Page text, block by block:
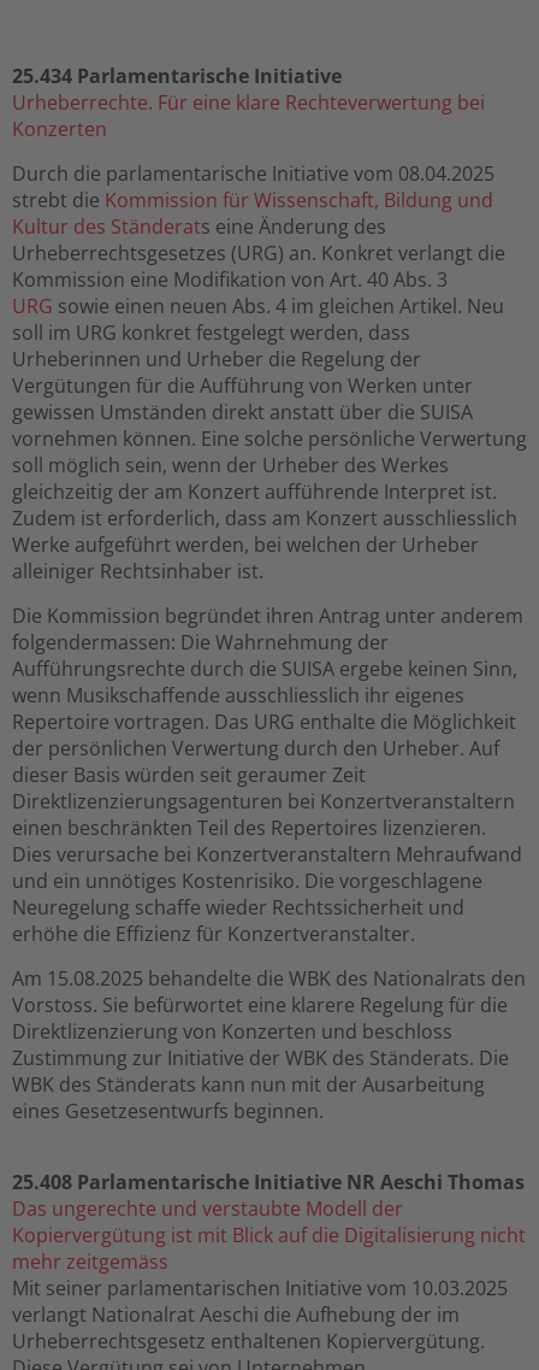
25.434 Parlamentarische Initiative
Urheberrechte. Für eine klare Rechteverwertung bei
Konzerten
Durch die parlamentarische Initiative vom 08.04.2025
strebt die Kommission für Wissenschaft, Bildung und
Kultur des Ständerats eine Änderung des
Urheberrechtsgesetzes (URG) an. Konkret verlangt die
Kommission eine Modifikation von Art. 40 Abs. 3
URG sowie einen neuen Abs. 4 im gleichen Artikel. Neu
soll im URG konkret festgelegt werden, dass
Urheberinnen und Urheber die Regelung der
Vergütungen für die Aufführung von Werken unter
gewissen Umständen direkt anstatt über die SUISA
vornehmen können. Eine solche persönliche Verwertung
soll möglich sein, wenn der Urheber des Werkes
gleichzeitig der am Konzert aufführende Interpret ist.
Zudem ist erforderlich, dass am Konzert ausschliesslich
Werke aufgeführt werden, bei welchen der Urheber
alleiniger Rechtsinhaber ist.
Die Kommission begründet ihren Antrag unter anderem
folgendermassen: Die Wahrnehmung der
Aufführungsrechte durch die SUISA ergebe keinen Sinn,
wenn Musikschaffende ausschliesslich ihr eigenes
Repertoire vortragen. Das URG enthalte die Möglichkeit
der persönlichen Verwertung durch den Urheber. Auf
dieser Basis würden seit geraumer Zeit
Direktlizenzierungsagenturen bei Konzertveranstaltern
einen beschränkten Teil des Repertoires lizenzieren.
Dies verursache bei Konzertveranstaltern Mehraufwand
und ein unnötiges Kostenrisiko. Die vorgeschlagene
Neuregelung schaffe wieder Rechtssicherheit und
erhöhe die Effizienz für Konzertveranstalter.
Am 15.08.2025 behandelte die WBK des Nationalrats den
Vorstoss. Sie befürwortet eine klarere Regelung für die
Direktlizenzierung von Konzerten und beschloss
Zustimmung zur Initiative der WBK des Ständerats. Die
WBK des Ständerats kann nun mit der Ausarbeitung
eines Gesetzesentwurfs beginnen.
25.408 Parlamentarische Initiative NR Aeschi Thomas
Das ungerechte und verstaubte Modell der
Kopiervergütung ist mit Blick auf die Digitalisierung nicht
mehr zeitgemäss
Mit seiner parlamentarischen Initiative vom 10.03.2025
verlangt Nationalrat Aeschi die Aufhebung der im
Urheberrechtsgesetz enthaltenen Kopiervergütung.